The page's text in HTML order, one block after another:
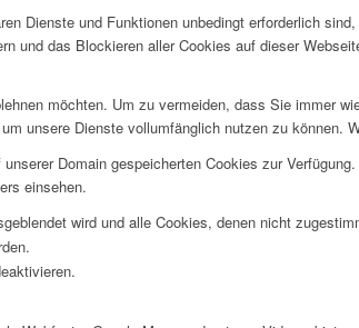
Dienste und Funktionen unbedingt erforderlich
und das Blockieren aller Cookies auf dieser
möchten. Um zu vermeiden, dass Sie immer
unsere Dienste vollumfänglich nutzen zu können.
Domain gespeicherten Cookies zur
einsehen.
wird und alle Cookies, denen nicht